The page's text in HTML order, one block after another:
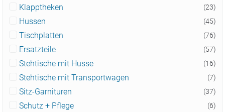
Klapptheken (23)
Hussen (45)
Tischplatten (76)
Ersatzteile (57)
Stehtische mit Husse (16)
Stehtische mit Transportwagen (7)
Sitz-Garnituren (37)
Schutz + Pflege (6)